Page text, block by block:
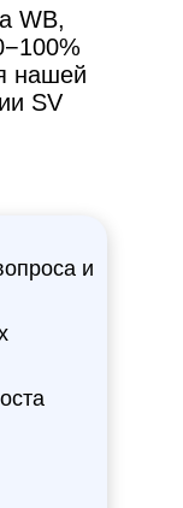
WB,
нашей
SV
и
вас не